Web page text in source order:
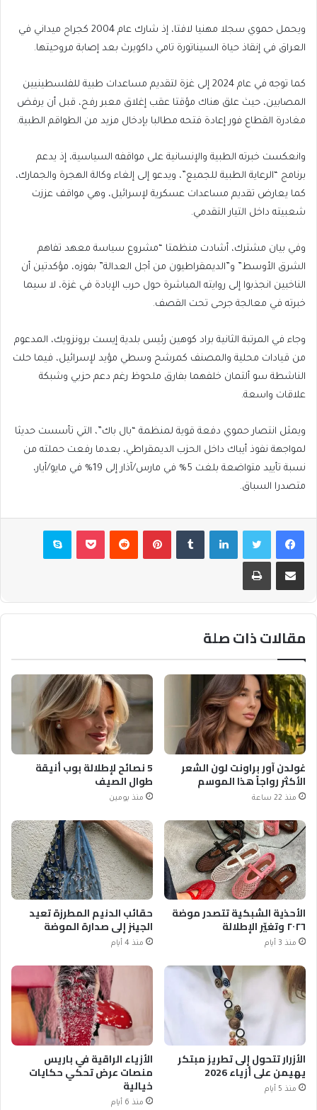
ويحمل حموي سجلا مهنيا لافتا، إذ شارك عام 2004 كجراح ميداني في
العراق في إنقاذ حياة السيناتورة تامي داكويرث بعد إصابة مروحيتها.
كما توجه في عام 2024 إلى غزة لتقديم مساعدات طبية للفلسطينيين
المصابين، حيث علق هناك مؤقتا عقب إغلاق معبر رفح، قبل أن يرفض
مغادرة القطاع فور إعادة فتحه مطالبا بإدخال مزيد من الطواقم الطبية.
وانعكست خبرته الطبية والإنسانية على مواقفه السياسية، إذ يدعم
برنامج “الرعاية الطبية للجميع”، ويدعو إلى إلغاء وكالة الهجرة والجمارك،
كما يعارض تقديم مساعدات عسكرية لإسرائيل، وهي مواقف عززت
شعبيته داخل التيار التقدمي.
وفي بيان مشترك، أشادت منظمتا “مشروع سياسة معهد تفاهم
الشرق الأوسط” و”الديمقراطيون من أجل العدالة” بفوزه، مؤكدتين أن
الناخبين انجذبوا إلى روايته المباشرة حول حرب الإبادة في غزة، لا سيما
خبرته في معالجة جرحى تحت القصف.
وجاء في المرتبة الثانية براد كوهين رئيس بلدية إيست برونزويك، المدعوم
من قيادات محلية والمصنف كمرشح وسطي مؤيد لإسرائيل، فيما حلت
الناشطة سو ألتمان خلفهما بفارق ملحوظ رغم دعم حزبي وشبكة
علاقات واسعة.
ويمثل انتصار حموي دفعة قوية لمنظمة “بال باك”، التي تأسست حديثا
لمواجهة نفوذ أيباك داخل الحزب الديمقراطي، بعدما رفعت حملته من
نسبة تأييد متواضعة بلغت 5% في مارس/آذار إلى 19% في مايو/أيار،
متصدرا السباق.
فيسبوكتويتر لينكدإن بينتيريست بوكيت سكايب
مشاركة عبر البريد طباعة
مقالات ذات صلة
غولدن آور براونت لون الشعر
الأكثر رواجاً هذا الموسم
منذ 22 ساعة
5 نصائح لإطلالة بوب أنيقة
طوال الصيف
منذ يومين
الأحذية الشبكية تتصدر موضة
٢٠٢٦ وتغيّر الإطلالة
منذ 3 أيام
حقائب الدنيم المطرزة تعيد
الجينز إلى صدارة الموضة
منذ 4 أيام
الأزرار تتحول إلى تطريز مبتكر
يهيمن على أزياء 2026
منذ 5 أيام
الأزياء الراقية في باريس
منصات عرض تحكي حكايات
خيالية
منذ 6 أيام